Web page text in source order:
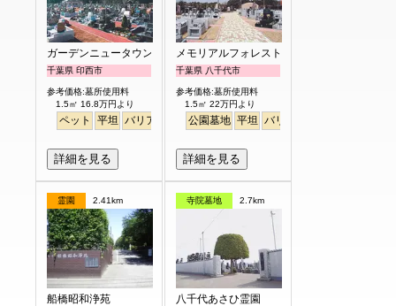
ガーデンニュータウン霊園
千葉県 印西市
参考価格:墓所使用料
1.5㎡ 16.8万円より
ペット 平坦 バリアフリー 駅から徒歩
詳細を見る
メモリアルフォレスト八千代
千葉県 八千代市
参考価格:墓所使用料
1.5㎡ 22万円より
公園墓地 平坦 バリアフリー
詳細を見る
霊園 2.41km
船橋昭和浄苑
寺院墓地 2.7km
八千代あさひ霊園